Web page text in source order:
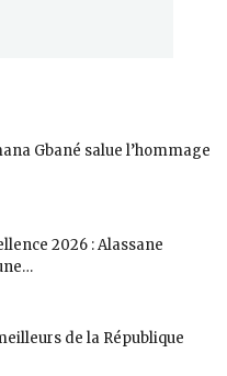
Gbané salue l’hommage
2026 : Alassane
de la République